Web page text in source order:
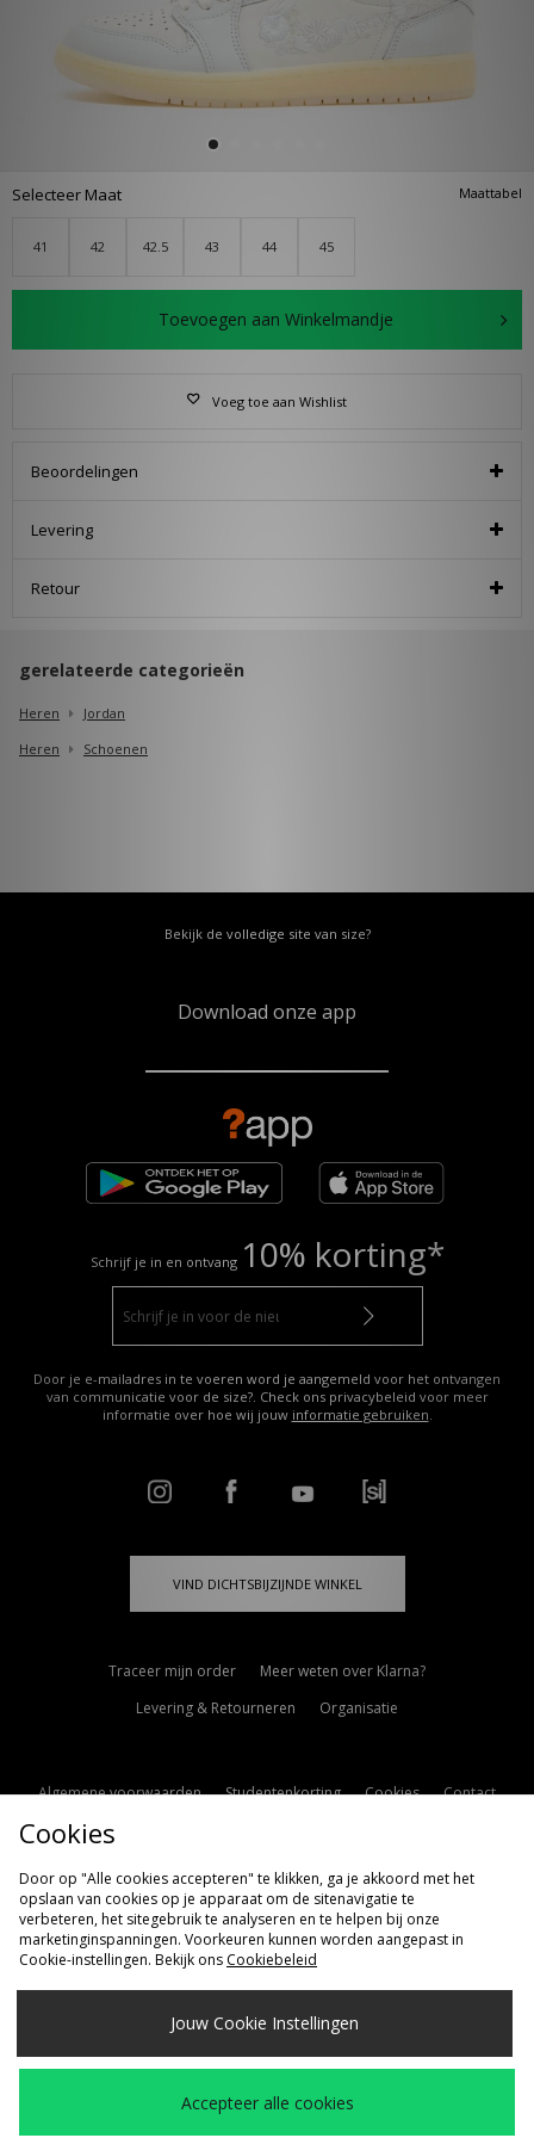
Maattabel
Selecteer Maat
41 42 42.5 43 44 45
Toevoegen aan Winkelmandje
Voeg toe aan Wishlist
Beoordelingen
Levering
Retour
gerelateerde categorieën
Heren
Jordan
Heren
Schoenen
Bekijk de volledige site van size?
Download onze app
Schrijf je in en ontvang 10% korting*
Door je e-mailadres in te voeren word je aangemeld voor het ontvangen
van communicatie voor de size?. Check ons privacybeleid voor meer
informatie over hoe wij jouw informatie gebruiken.
VIND DICHTSBIJZIJNDE WINKEL
Traceer mijn order
Meer weten over Klarna?
Levering & Retourneren
Organisatie
Algemene voorwaarden Studentenkorting Cookies
Contact
Cookie Instellingen
Verzenden Naar
Nederland
Wij accepteren de volgende betaalmethoden
Cookies
Door op "Alle cookies accepteren" te klikken, ga je akkoord met het
opslaan van cookies op je apparaat om de sitenavigatie te
verbeteren, het sitegebruik te analyseren en te helpen bij onze
marketinginspanningen. Voorkeuren kunnen worden aangepast in
Cookie-instellingen. Bekijk ons Cookiebeleid
Jouw Cookie Instellingen
Accepteer alle cookies